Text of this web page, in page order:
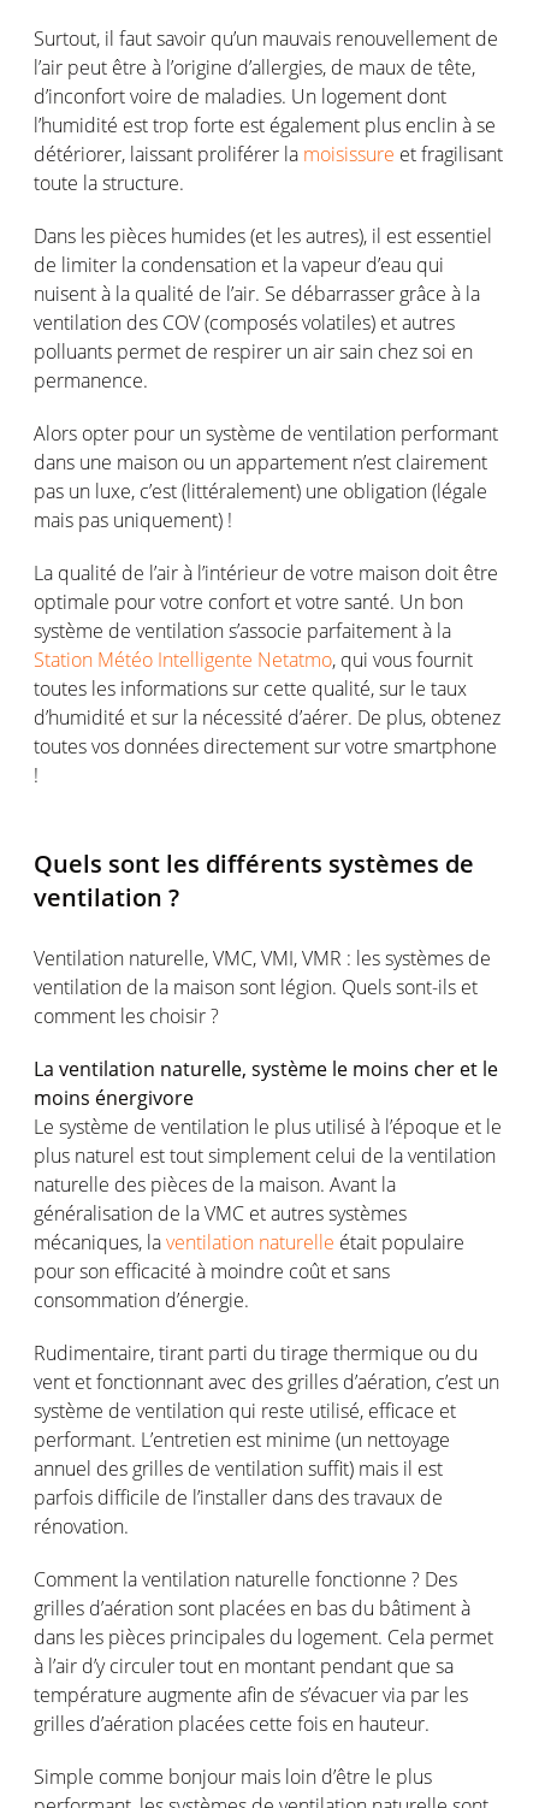
Surtout, il faut savoir qu’un mauvais renouvellement de
l’air peut être à l’origine d’allergies, de maux de tête,
d’inconfort voire de maladies. Un logement dont
l’humidité est trop forte est également plus enclin à se
détériorer, laissant proliférer la moisissure et fragilisant
toute la structure.
Dans les pièces humides (et les autres), il est essentiel
de limiter la condensation et la vapeur d’eau qui
nuisent à la qualité de l’air. Se débarrasser grâce à la
ventilation des COV (composés volatiles) et autres
polluants permet de respirer un air sain chez soi en
permanence.
Alors opter pour un système de ventilation performant
dans une maison ou un appartement n’est clairement
pas un luxe, c’est (littéralement) une obligation (légale
mais pas uniquement) !
La qualité de l’air à l’intérieur de votre maison doit être
optimale pour votre confort et votre santé. Un bon
système de ventilation s’associe parfaitement à la
Station Météo Intelligente Netatmo, qui vous fournit
toutes les informations sur cette qualité, sur le taux
d’humidité et sur la nécessité d’aérer. De plus, obtenez
toutes vos données directement sur votre smartphone
!
Quels sont les différents systèmes de
ventilation ?
Ventilation naturelle, VMC, VMI, VMR : les systèmes de
ventilation de la maison sont légion. Quels sont-ils et
comment les choisir ?
La ventilation naturelle, système le moins cher et le
moins énergivore
Le système de ventilation le plus utilisé à l’époque et le
plus naturel est tout simplement celui de la ventilation
naturelle des pièces de la maison. Avant la
généralisation de la VMC et autres systèmes
mécaniques, laventilation naturelle était populaire
pour son efficacité à moindre coût et sans
consommation d’énergie.
Rudimentaire, tirant parti du tirage thermique ou du
vent et fonctionnant avec des grilles d’aération, c’est un
système de ventilation qui reste utilisé, efficace et
performant. L’entretien est minime (un nettoyage
annuel des grilles de ventilation suffit) mais il est
parfois difficile de l’installer dans des travaux de
rénovation.
Comment la ventilation naturelle fonctionne ? Des
grilles d’aération sont placées en bas du bâtiment à
dans les pièces principales du logement. Cela permet
à l’air d’y circuler tout en montant pendant que sa
température augmente afin de s’évacuer via par les
grilles d’aération placées cette fois en hauteur.
Simple comme bonjour mais loin d’être le plus